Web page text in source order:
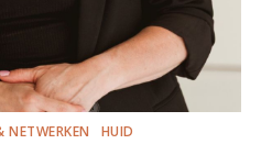
NETWERKEN HUID